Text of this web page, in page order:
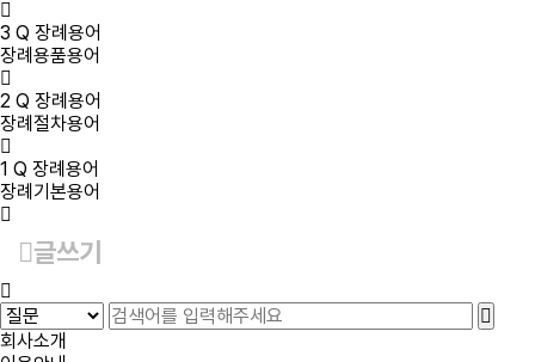
3 Q 장례용어
장례용품용어
2 Q 장례용어
장례절차용어
1 Q 장례용어
장례기본용어
글쓰기
회사소개